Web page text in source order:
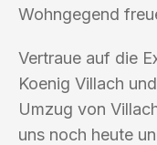
Wohngegend
Vertraue auf die
Koenig Villach
Umzug von
uns noch heute